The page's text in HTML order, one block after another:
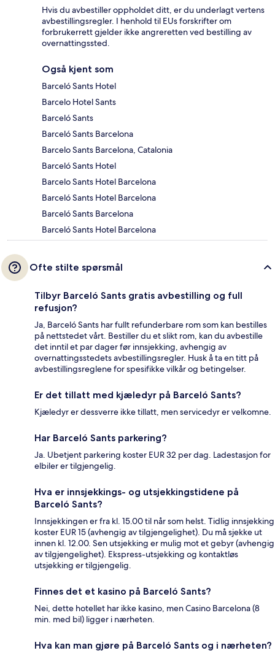
Hvis du avbestiller oppholdet ditt, er du underlagt vertens
avbestillingsregler. I henhold til EUs forskrifter om
forbrukerrett gjelder ikke angreretten ved bestilling av
overnattingssted.
Også kjent som
Barceló Sants Hotel
Barcelo Hotel Sants
Barceló Sants
Barceló Sants Barcelona
Barcelo Sants Barcelona, Catalonia
Barceló Sants Hotel
Barcelo Sants Hotel Barcelona
Barceló Sants Hotel Barcelona
Barceló Sants Barcelona
Barceló Sants Hotel Barcelona
Ofte stilte spørsmål
Tilbyr Barceló Sants gratis avbestilling og full
refusjon?
Ja, Barceló Sants har fullt refunderbare rom som kan bestilles
på nettstedet vårt. Bestiller du et slikt rom, kan du avbestille
det inntil et par dager før innsjekking, avhengig av
overnattingsstedets avbestillingsregler. Husk å ta en titt på
avbestillingsreglene for spesifikke vilkår og betingelser.
Er det tillatt med kjæledyr på Barceló Sants?
Kjæledyr er dessverre ikke tillatt, men servicedyr er velkomne.
Har Barceló Sants parkering?
Ja. Ubetjent parkering koster EUR 32 per dag. Ladestasjon for
elbiler er tilgjengelig.
Hva er innsjekkings- og utsjekkingstidene på
Barceló Sants?
Innsjekkingen er fra kl. 15.00 til når som helst. Tidlig innsjekking
koster EUR 15 (avhengig av tilgjengelighet). Du må sjekke ut
innen kl. 12.00. Sen utsjekking er mulig mot et gebyr (avhengig
av tilgjengelighet). Ekspress-utsjekking og kontaktløs
utsjekking er tilgjengelig.
Finnes det et kasino på Barceló Sants?
Nei, dette hotellet har ikke kasino, men Casino Barcelona (8
min. med bil) ligger i nærheten.
Hva kan man gjøre på Barceló Sants og i nærheten?